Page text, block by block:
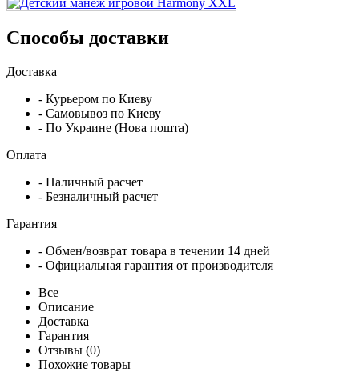
Способы доставки
Доставка
- Курьером по Киеву
- Самовывоз по Киеву
- По Украине (Нова пошта)
Оплата
- Наличный расчет
- Безналичный расчет
Гарантия
- Обмен/возврат товара в течении 14 дней
- Официальная гарантия от производителя
Все
Описание
Доставка
Гарантия
Отзывы (0)
Похожие товары